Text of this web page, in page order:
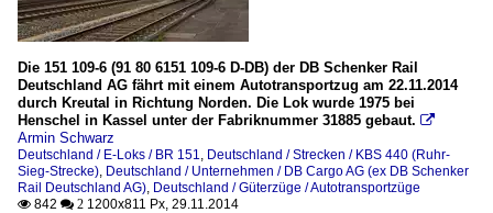
Die 151 109-6 (91 80 6151 109-6 D-DB) der DB Schenker Rail
Deutschland AG fährt mit einem Autotransportzug am 22.11.2014
durch Kreutal in Richtung Norden. Die Lok wurde 1975 bei
Henschel in Kassel unter der Fabriknummer 31885 gebaut. 
Armin Schwarz
Deutschland / E-Loks / BR 151, Deutschland / Strecken / KBS 440 (Ruhr-
Sieg-Strecke), Deutschland / Unternehmen / DB Cargo AG (ex DB Schenker
Rail Deutschland AG), Deutschland / Güterzüge / Autotransportzüge
 842  2 1200x811 Px, 29.11.2014